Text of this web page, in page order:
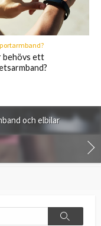
behövs ett
och elbilar
Search